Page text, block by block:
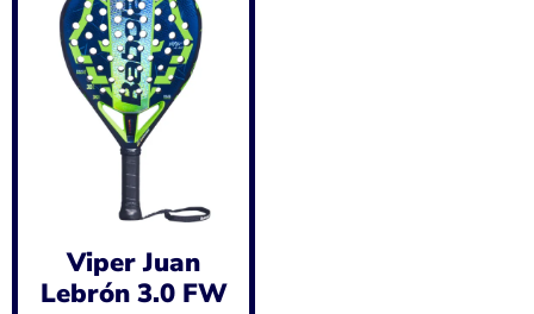
Viper Juan
Lebrón 3.0 FW